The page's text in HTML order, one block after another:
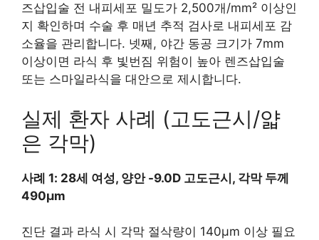
즈삽입술 전 내피세포 밀도가 2,500개/mm² 이상인
지 확인하며 수술 후 매년 추적 검사로 내피세포 감
소율을 관리합니다. 넷째, 야간 동공 크기가 7mm
이상이면 라식 후 빛번짐 위험이 높아 렌즈삽입술
또는 스마일라식을 대안으로 제시합니다.
실제 환자 사례 (고도근시/얇
은 각막)
사례 1: 28세 여성, 양안 -9.0D 고도근시, 각막 두께
490μm
진단 결과 라식 시 각막 절삭량이 140μm 이상 필요